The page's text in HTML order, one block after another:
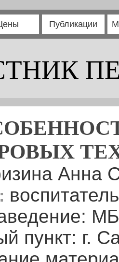
Публикации
Анна
воспитатель
пункт: г.